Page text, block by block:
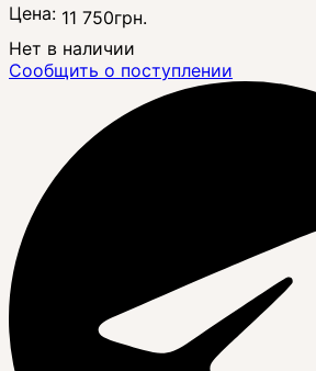
Цена: 11 750грн.
Нет в наличии
Сообщить о поступлении